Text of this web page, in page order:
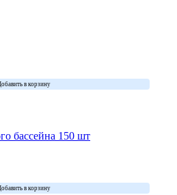
в корзину
бассейна 150 шт
в корзину